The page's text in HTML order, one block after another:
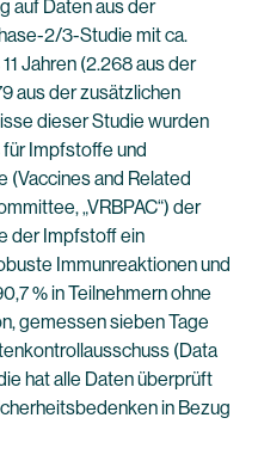
auf Daten aus der
2/3-Studie mit ca.
Jahren (2.268 aus der
aus der zusätzlichen
dieser Studie wurden
Impfstoffe und
(Vaccines and Related
„VRBPAC“) der
der Impfstoff ein
Immunreaktionen und
% in Teilnehmern ohne
gemessen sieben Tage
(Data
hat alle Daten überprüft
in Bezug